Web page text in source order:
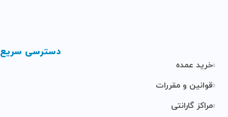
دسترسی سریع
خرید عمده
قوانین و مقررات
مراکز گارانتی